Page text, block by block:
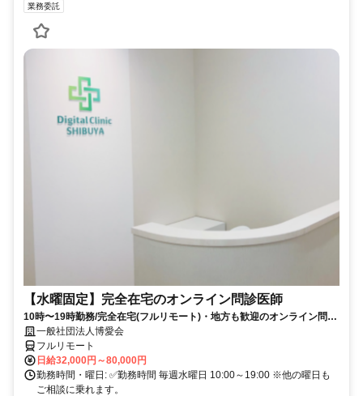
業務委託
【水曜固定】完全在宅のオンライン問診医師
10時〜19時勤務/完全在宅(フルリモート)・地方も歓迎のオンライン問診
業務一般社団法人博愛会
フルリモート
日給32,000円～80,000円
勤務時間・曜日: ✅勤務時間 毎週水曜日 10:00～19:00 ※他の曜日も
ご相談に乗れます。